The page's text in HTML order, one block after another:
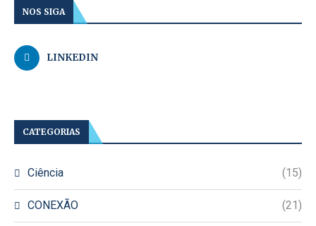
NOS SIGA
LINKEDIN
CATEGORIAS
Ciência (15)
CONEXÃO (21)